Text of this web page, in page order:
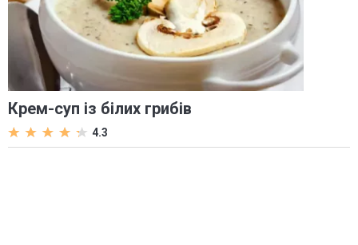
Крем-суп із білих грибів
4.3